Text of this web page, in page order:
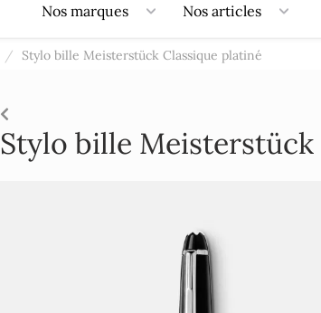
Nos marques Nos articles
/ Stylo bille Meisterstück Classique platiné
Stylo bille Meisterstück